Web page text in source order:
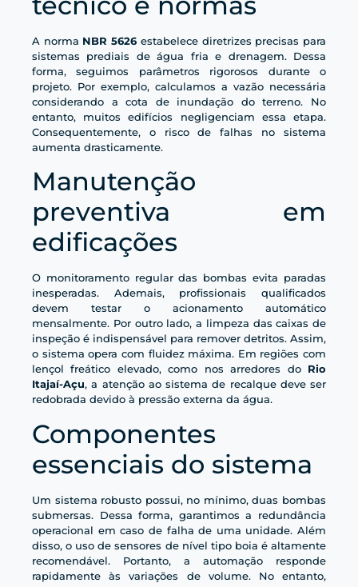
A norma NBR 5626 estabelece diretrizes precisas para
sistemas prediais de água fria e drenagem. Dessa
forma, seguimos parâmetros rigorosos durante o
projeto. Por exemplo, calculamos a vazão necessária
considerando a cota de inundação do terreno. No
entanto, muitos edifícios negligenciam essa etapa.
Consequentemente, o risco de falhas no sistema
aumenta drasticamente.
Manutenção
preventiva em
edificações
O monitoramento regular das bombas evita paradas
inesperadas. Ademais, profissionais qualificados
devem testar o acionamento automático
mensalmente. Por outro lado, a limpeza das caixas de
inspeção é indispensável para remover detritos. Assim,
o sistema opera com fluidez máxima. Em regiões com
lençol freático elevado, como nos arredores do Rio
Itajaí-Açu, a atenção ao sistema de recalque deve ser
redobrada devido à pressão externa da água.
Componentes
essenciais do sistema
Um sistema robusto possui, no mínimo, duas bombas
submersas. Dessa forma, garantimos a redundância
operacional em caso de falha de uma unidade. Além
disso, o uso de sensores de nível tipo boia é altamente
recomendável. Portanto, a automação responde
rapidamente às variações de volume. No entanto,